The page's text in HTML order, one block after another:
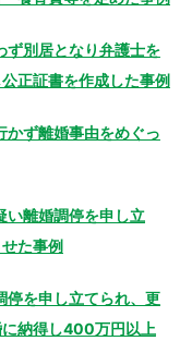
別居となり弁護士を
正証書を作成した事例
ず離婚事由をめぐっ
い離婚調停を申し立
た事例
停を申し立てられ、更
納得し400万円以上